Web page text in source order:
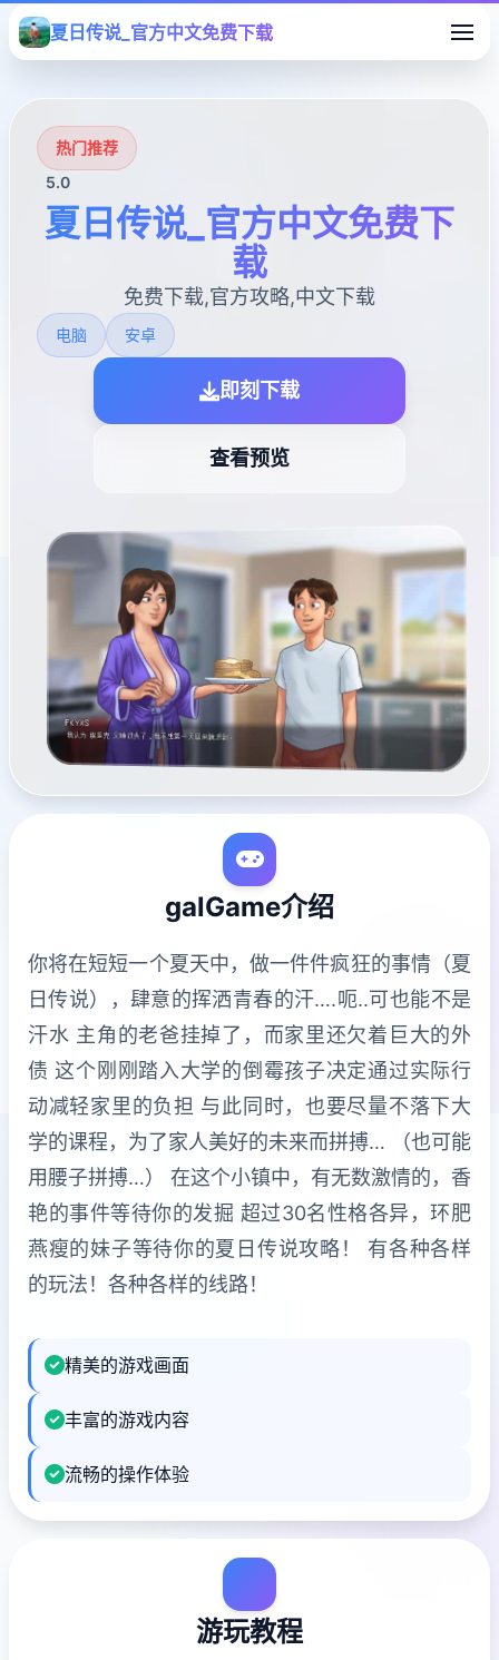
夏日传说_官方中文免费下载
热门推荐
5.0
夏日传说_官方中文免费下
载
免费下载,官方攻略,中文下载
电脑 安卓
即刻下载
查看预览
galGame介绍
你将在短短一个夏天中，做一件件疯狂的事情（夏
日传说），肆意的挥洒青春的汗….呃..可也能不是
汗水 主角的老爸挂掉了，而家里还欠着巨大的外
债 这个刚刚踏入大学的倒霉孩子决定通过实际行
动减轻家里的负担 与此同时，也要尽量不落下大
学的课程，为了家人美好的未来而拼搏… （也可能
用腰子拼搏…） 在这个小镇中，有无数激情的，香
艳的事件等待你的发掘 超过30名性格各异，环肥
燕瘦的妹子等待你的夏日传说攻略！ 有各种各样
的玩法！各种各样的线路！
精美的游戏画面
丰富的游戏内容
流畅的操作体验
游玩教程